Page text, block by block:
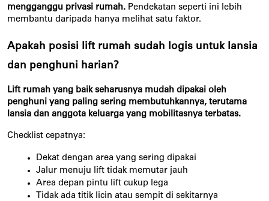
mengganggu privasi rumah. Pendekatan seperti ini lebih
membantu daripada hanya melihat satu faktor.
Apakah posisi lift rumah sudah logis untuk lansia
dan penghuni harian?
Lift rumah yang baik seharusnya mudah dipakai oleh
penghuni yang paling sering membutuhkannya, terutama
lansia dan anggota keluarga yang mobilitasnya terbatas.
Checklist cepatnya:
Dekat dengan area yang sering dipakai
Jalur menuju lift tidak memutar jauh
Area depan pintu lift cukup lega
Tidak ada titik licin atau sempit di sekitarnya